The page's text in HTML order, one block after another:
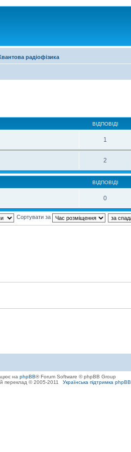
радіофізика
ВІДПОВІДІ
1
2
ВІДПОВІДІ
0
Сортувати за
на phpBB® Forum Software © phpBB Group
переклад © 2005-2011
Українська підтримка phpBB